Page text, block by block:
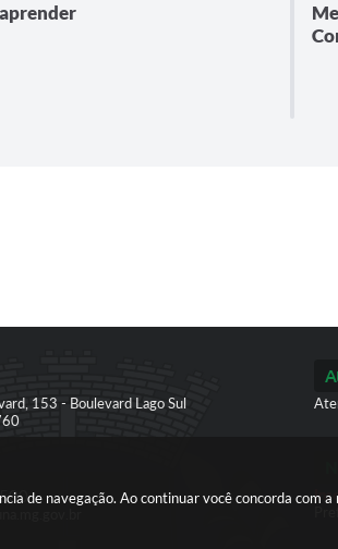
de navegação. Ao continuar você concorda com a
153 - Boulevard Lago Sul